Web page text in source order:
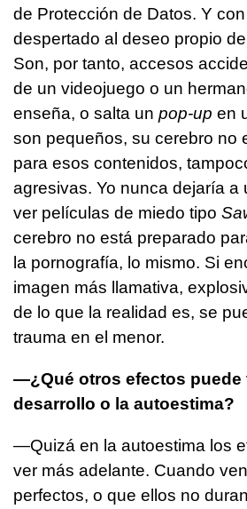
de Protección de Datos. Y
despertado al deseo propio
Son, por tanto, accesos
de un videojuego o un
enseña, o salta un pop-up en
son pequeños, su cerebro no
para esos contenidos,
agresivas. Yo nunca dejaría a
ver películas de miedo tipo
cerebro no está preparado
la pornografía, lo mismo. Si
imagen más llamativa,
de lo que la realidad es, se
trauma en el menor.
—¿Qué otros efectos puede
desarrollo o la autoestima?
—Quizá en la autoestima los
ver más adelante. Cuando
perfectos, o que ellos no